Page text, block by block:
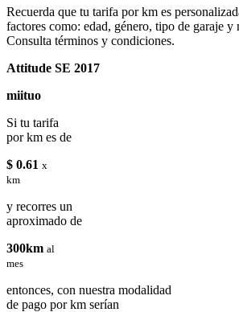
Recuerda que tu tarifa por km es
factores como: edad, género, tipo de garaje y
Consulta términos y condiciones.
Attitude SE 2017
miituo
Si tu tarifa
por km es de
$ 0.61 x
km
y recorres un
aproximado de
300km al
mes
entonces, con nuestra modalidad
de pago por km serían